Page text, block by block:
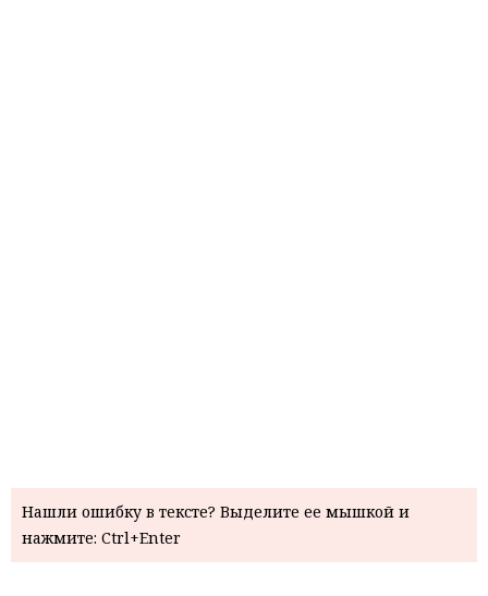
Нашли ошибку в тексте? Выделите ее мышкой и
нажмите: Ctrl+Enter